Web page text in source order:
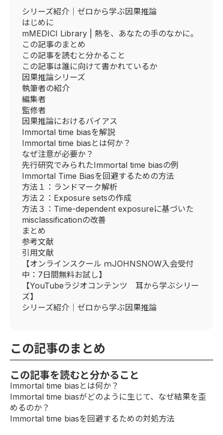
シリーズ紹介｜ゼロから学ぶ因果推論
はじめに
mMEDICI Library | 熱を、あなたの手のなかに。
この記事のまとめ
この記事を読むと分かること
この記事は誰に向けて書かれているか
因果推論シリーズ
執筆者の紹介
編集者
監修者
因果推論におけるバイアス
Immortal time biasを解説
Immortal time biasとは何か？
なぜ注意が必要か？
先行研究でみられたImmortal time biasの例
Immortal Time Biasを回避するための方法
方法１：ランドマーク解析
方法２：Exposure setsの作成
方法３：Time-dependent exposureに基づいた
misclassificationの改善
まとめ
参考文献
引用文献
【オンラインスクール ｍJOHNSNOW入会受付
中：7日間無料お試し】
【YouTubeラジオコンテンツ 耳から学ぶシリー
ズ】
シリーズ紹介｜ゼロから学ぶ因果推論
この記事のまとめ
この記事を読むと分かること
Immortal time biasとは何か？
Immortal time biasがどのように生じて、なぜ結果を歪
めるのか？
Immortal time biasを回避するための対処方法